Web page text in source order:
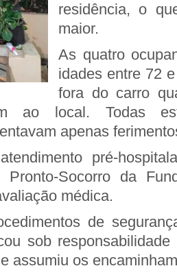
residência, o
maior.
As quatro
idades entre 72
fora do carro
ao local. Todas
apenas
pré-
Pronto-Socorro da
médica.
de
sob
assumiu os